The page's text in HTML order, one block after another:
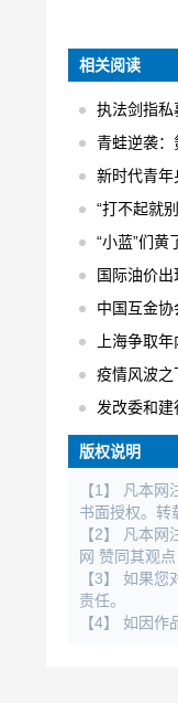
相关阅读
执法剑指私
青蛙逆袭：
新时代青年
“打不起就
“小蓝”们黄
国际油价
中国互金
上海争取年
疫情风波之
发改委和建
版权说明
【1】 凡本
书面授权。转
【2】 凡本
网 赞同其观
【3】 如果
责任。
【4】 如因